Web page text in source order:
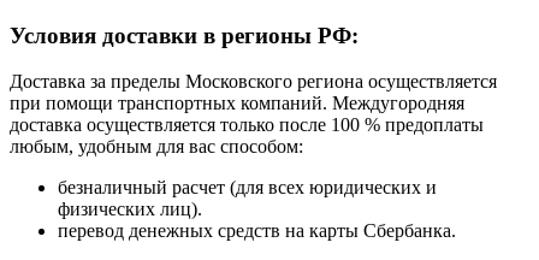
Условия доставки в регионы РФ:
Доставка за пределы Московского региона осуществляется
при помощи транспортных компаний. Междугородняя
доставка осуществляется только после 100 % предоплаты
любым, удобным для вас способом:
безналичный расчет (для всех юридических и
физических лиц).
перевод денежных средств на карты Сбербанка.